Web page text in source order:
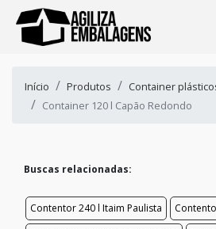
Início Produtos
Container
Container 120 l Capão Redondo
Buscas relacionadas:
Contentor 240 l Itaim Paulista